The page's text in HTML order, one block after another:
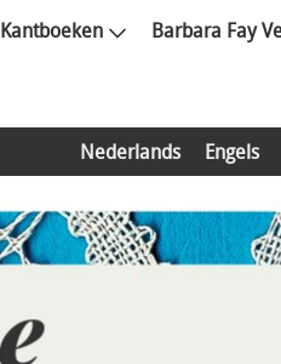
Kantboeken Barbara Fay
Nederlands Engels